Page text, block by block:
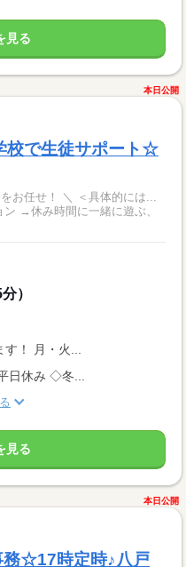
見る
本日公開
校で生徒サポート☆
＜具体的には...
→休み時間に一緒に遊ぶ、
）
す！ 月・火...
日休み ◇冬...
見る
本日公開
☆17時定時♪八戸